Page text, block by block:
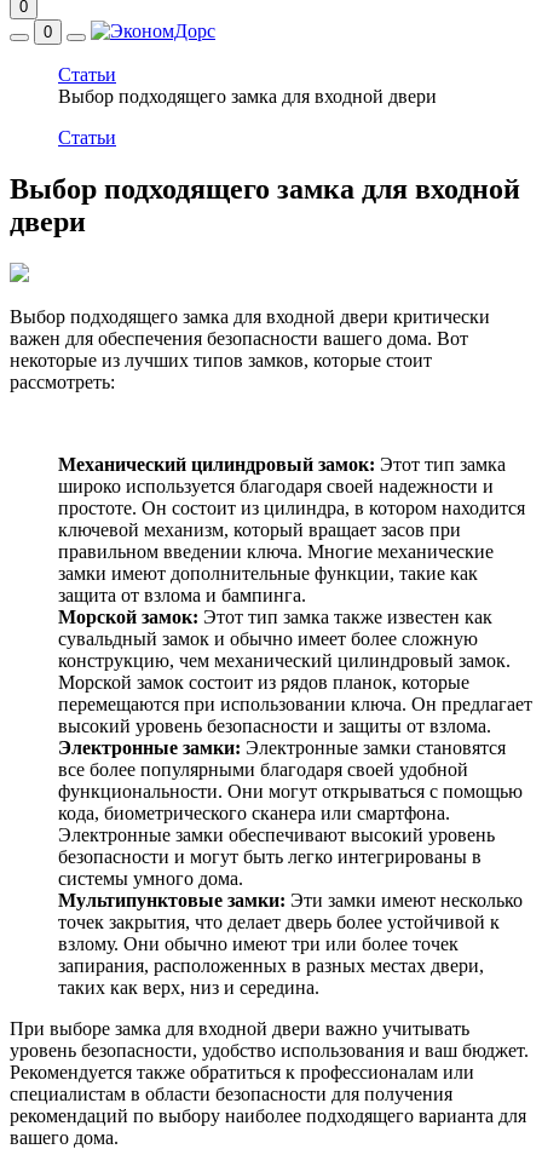
0
0
Статьи
Выбор подходящего замка для входной двери
Статьи
Выбор подходящего замка для входной
двери
Выбор подходящего замка для входной двери критически
важен для обеспечения безопасности вашего дома. Вот
некоторые из лучших типов замков, которые стоит
рассмотреть:
Механический цилиндровый замок: Этот тип замка
широко используется благодаря своей надежности и
простоте. Он состоит из цилиндра, в котором находится
ключевой механизм, который вращает засов при
правильном введении ключа. Многие механические
замки имеют дополнительные функции, такие как
защита от взлома и бампинга.
Морской замок: Этот тип замка также известен как
сувальдный замок и обычно имеет более сложную
конструкцию, чем механический цилиндровый замок.
Морской замок состоит из рядов планок, которые
перемещаются при использовании ключа. Он предлагает
высокий уровень безопасности и защиты от взлома.
Электронные замки: Электронные замки становятся
все более популярными благодаря своей удобной
функциональности. Они могут открываться с помощью
кода, биометрического сканера или смартфона.
Электронные замки обеспечивают высокий уровень
безопасности и могут быть легко интегрированы в
системы умного дома.
Мультипунктовые замки: Эти замки имеют несколько
точек закрытия, что делает дверь более устойчивой к
взлому. Они обычно имеют три или более точек
запирания, расположенных в разных местах двери,
таких как верх, низ и середина.
При выборе замка для входной двери важно учитывать
уровень безопасности, удобство использования и ваш бюджет.
Рекомендуется также обратиться к профессионалам или
специалистам в области безопасности для получения
рекомендаций по выбору наиболее подходящего варианта для
вашего дома.